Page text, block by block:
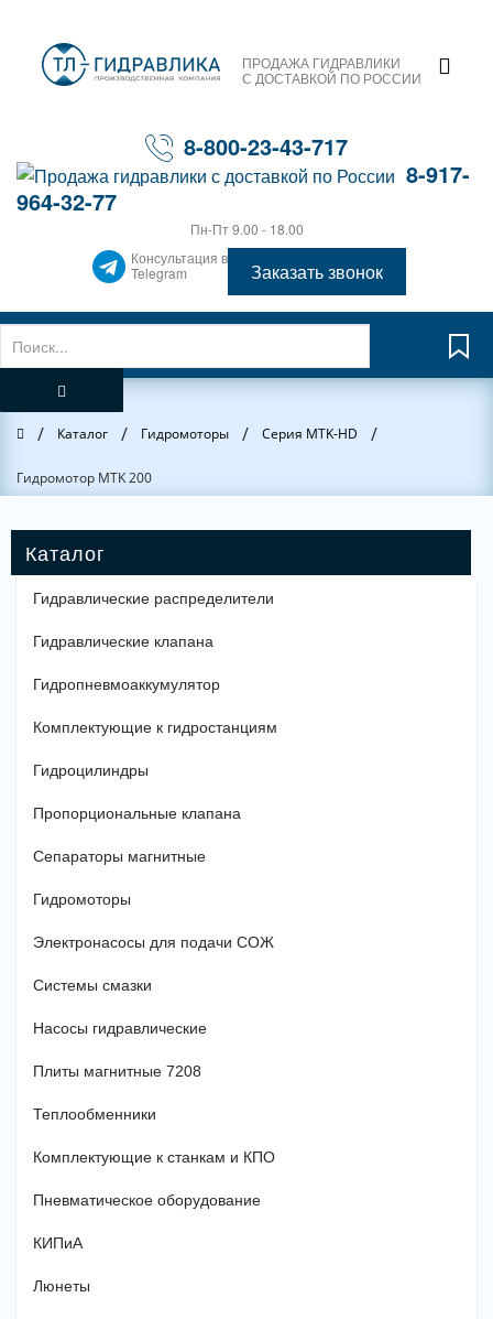
ПРОДАЖА ГИДРАВЛИКИ
С ДОСТАВКОЙ ПО РОССИИ
8-800-23-43-717
8-917-
964-32-77
Пн-Пт 9.00 - 18.00
Консультация в
Telegram
Заказать звонок
Главная
/ Каталог / Гидромоторы / Серия MTK-HD /
Гидромотор MTK 200
Гидравлические распределители
Гидравлические клапана
Гидропневмоаккумулятор
Комплектующие к гидростанциям
Гидроцилиндры
Пропорциональные клапана
Сепараторы магнитные
Гидромоторы
Электронасосы для подачи СОЖ
Системы смазки
Насосы гидравлические
Плиты магнитные 7208
Теплообменники
Комплектующие к станкам и КПО
Пневматическое оборудование
КИПиА
Люнеты